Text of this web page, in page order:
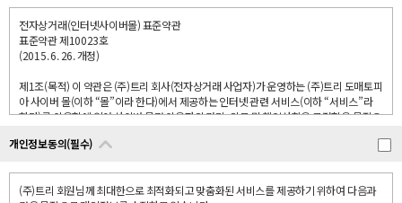
전자상거래(인터넷사이버몰) 표준약관
표준약관 제10023호
(2015. 6. 26. 개정)
제1조(목적) 이 약관은 (주)트리 회사(전자상거래 사업자)가 운영하는 (주)트리 도매토피
아 사이버 몰(이하 “몰”이라 한다)에서 제공하는 인터넷 관련 서비스(이하 “서비스”라
한다)를 이용함에 있어 사이버 몰과 이용자의 권리․의무 및 책임사항을 규정함을 목적으
약관을 준용합니다.」
개인정보동의(필수)
(주)트리 회원님께 최대한으로 최적화되고 맞춤화된 서비스를 제공하기 위하여 다음과